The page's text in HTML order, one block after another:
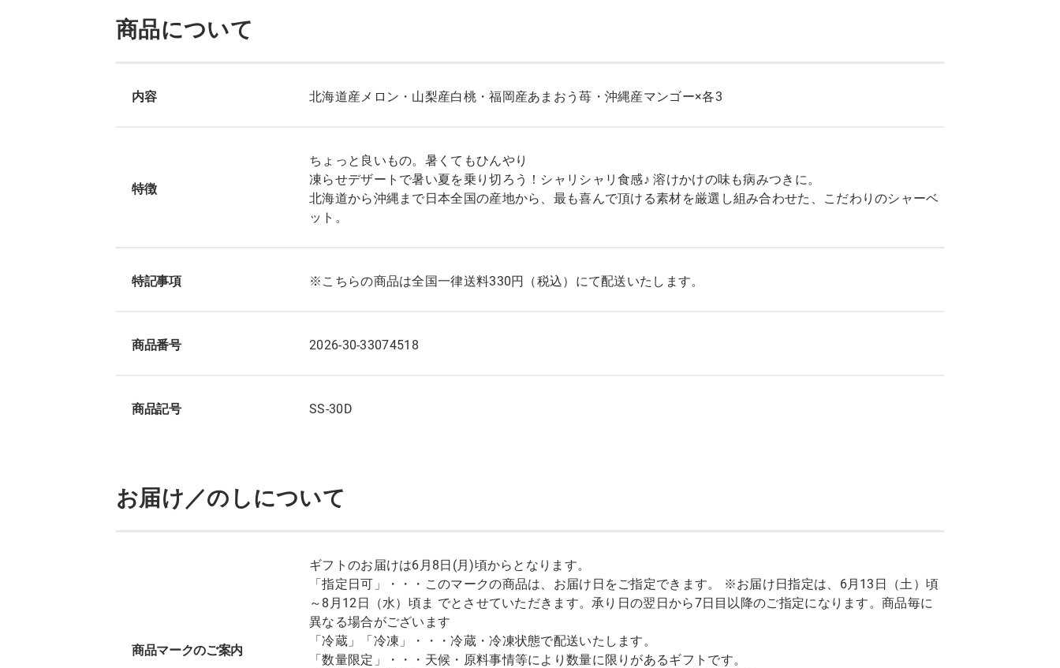
商品について
内容 北海道産メロン・山梨産白桃・福岡産あまおう苺・沖縄産マンゴー×各3
特徴
ちょっと良いもの。暑くてもひんやり
凍らせデザートで暑い夏を乗り切ろう！シャリシャリ食感♪ 溶けかけの味も病みつきに。
北海道から沖縄まで日本全国の産地から、最も喜んで頂ける素材を厳選し組み合わせた、こだわりのシャーベ
ット。
特記事項 ※こちらの商品は全国一律送料330円（税込）にて配送いたします。
商品番号 2026-30-33074518
商品記号 SS-30D
お届け／のしについて
商品マークのご案内
ギフトのお届けは6月8日(月)頃からとなります。
「指定日可」・・・このマークの商品は、お届け日をご指定できます。 ※お届け日指定は、6月13日（土）頃
～8月12日（水）頃ま でとさせていただきます。承り日の翌日から7日目以降のご指定になります。商品毎に
異なる場合がございます
「冷蔵」「冷凍」・・・冷蔵・冷凍状態で配送いたします。
「数量限定」・・・天候・原料事情等により数量に限りがあるギフトです。